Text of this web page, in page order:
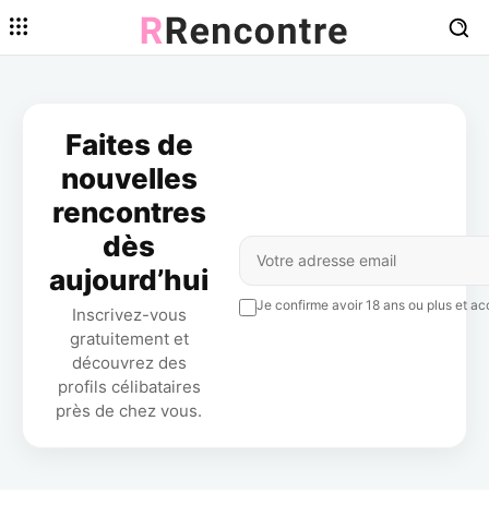
Faites de
nouvelles
rencontres
dès
aujourd’hui
Inscrivez-vous
gratuitement et
découvrez des
profils célibataires
près de chez vous.
Je confirme avoir 18 ans ou plus et